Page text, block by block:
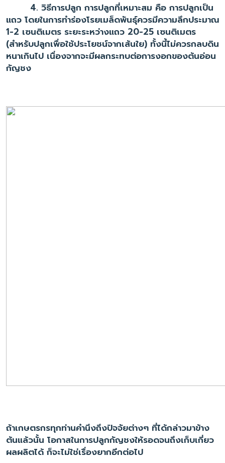
4. วิธีการปลูก การปลูกที่เหมาะสม คือ การปลูกเป็น
แถว โดยในการทำร่องโรยเมล็ดพันธุ์ควรมีความลึกประมาณ
1-2 เซนติเมตร ระยะระหว่างแถว 20-25 เซนติเมตร
(สำหรับปลูกเพื่อใช้ประโยชน์จากเส้นใย) ทั้งนี้ไม่ควรกลบดิน
หนาเกินไป เนื่องจากจะมีผลกระทบต่อการงอกของต้นอ่อน
กัญชง
ถ้าเกษตรกรทุกท่านคำนึงถึงปัจจัยต่างๆ ที่ได้กล่าวมาข้าง
ต้นแล้วนั้น โอกาสในการปลูกกัญชงให้รอดจนถึงเก็บเกี่ยว
ผลผลิตได้ ก็จะไม่ใช่เรื่องยากอีกต่อไป